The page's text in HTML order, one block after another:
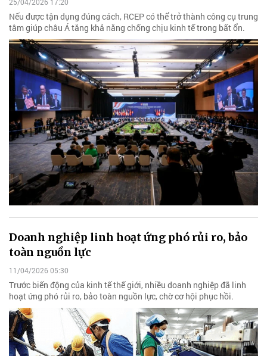
Nếu được tận dụng đúng cách, RCEP có thể trở thành công cụ trung
tâm giúp châu Á tăng khả năng chống chịu kinh tế trong bất ổn.
Doanh nghiệp linh hoạt ứng phó rủi ro, bảo
toàn nguồn lực
11/04/2026 05:30
Trước biến động của kinh tế thế giới, nhiều doanh nghiệp đã linh
hoạt ứng phó rủi ro, bảo toàn nguồn lực, chờ cơ hội phục hồi.